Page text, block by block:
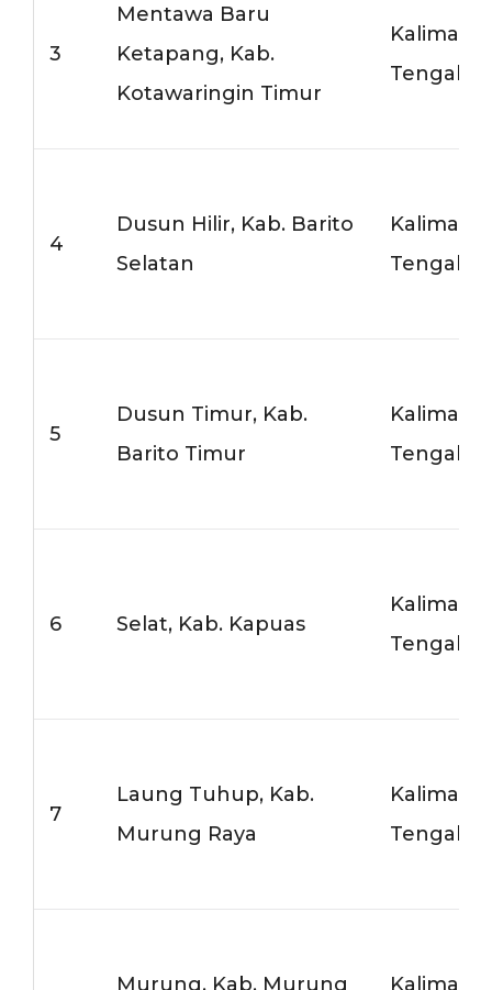
3
Mentawa Baru
Ketapang, Kab.
Kotawaringin Timur
Tengah
4
Dusun Hilir, Kab. Barito
Selatan
Tengah
5
Dusun Timur, Kab.
Barito Timur
Tengah
6 Selat, Kab. Kapuas
Tengah
7
Laung Tuhup, Kab.
Murung Raya
Tengah
Murung, Kab. Murung